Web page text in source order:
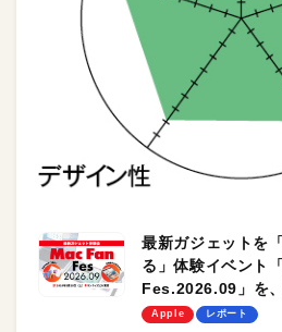
最新ガジェットを
る」体験イベント
Fes.2026.09」を
します！
Apple レポート